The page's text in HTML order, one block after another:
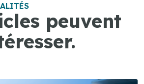
peuvent